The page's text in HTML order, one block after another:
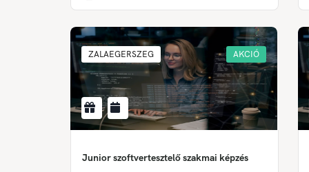
ZALAEGERSZEG AKCIÓ
Junior szoftvertesztelő szakmai képzés